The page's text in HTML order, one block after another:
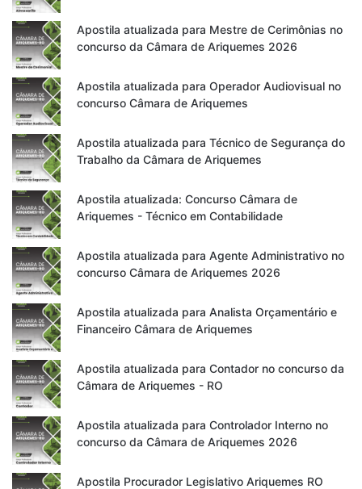
Apostila atualizada para Mestre de Cerimônias no
concurso da Câmara de Ariquemes 2026
Apostila atualizada para Operador Audiovisual no
concurso Câmara de Ariquemes
Apostila atualizada para Técnico de Segurança do
Trabalho da Câmara de Ariquemes
Apostila atualizada: Concurso Câmara de
Ariquemes - Técnico em Contabilidade
Apostila atualizada para Agente Administrativo no
concurso Câmara de Ariquemes 2026
Apostila atualizada para Analista Orçamentário e
Financeiro Câmara de Ariquemes
Apostila atualizada para Contador no concurso da
Câmara de Ariquemes - RO
Apostila atualizada para Controlador Interno no
concurso da Câmara de Ariquemes 2026
Apostila Procurador Legislativo Ariquemes RO